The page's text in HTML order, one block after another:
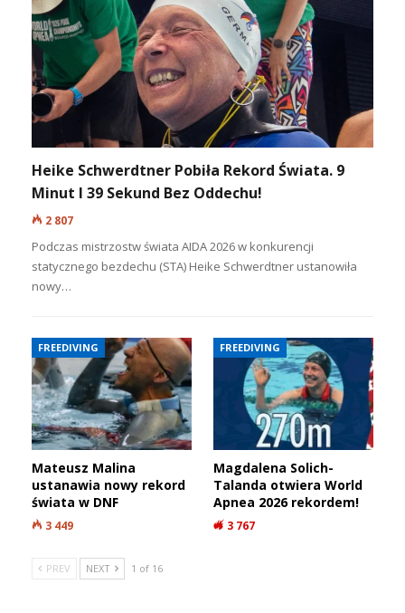
Heike Schwerdtner Pobiła Rekord Świata. 9
Minut I 39 Sekund Bez Oddechu!
2 807
Podczas mistrzostw świata AIDA 2026 w konkurencji
statycznego bezdechu (STA) Heike Schwerdtner ustanowiła
nowy…
FREEDIVING
Mateusz Malina
ustanawia nowy rekord
świata w DNF
3 449
FREEDIVING
Magdalena Solich-
Talanda otwiera World
Apnea 2026 rekordem!
3 767
PREV NEXT 1 of 16